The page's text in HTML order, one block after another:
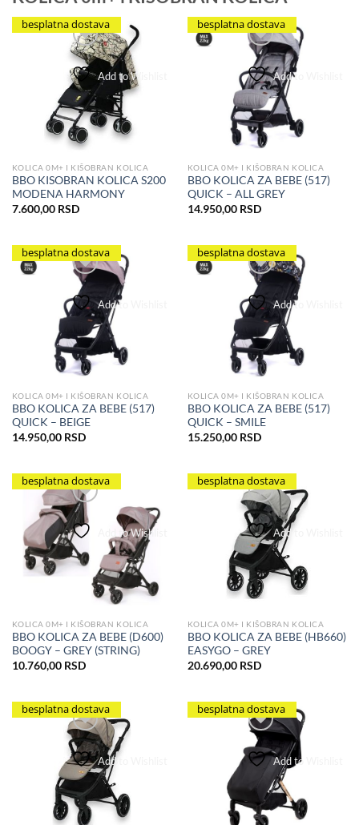
besplatna dostava
Add to Wishlist
KOLICA 0M+ I KIŠOBRAN KOLICA
BBO KISOBRAN KOLICA S200
MODENA HARMONY
7.600,00 RSD
besplatna dostava
Add to Wishlist
KOLICA 0M+ I KIŠOBRAN KOLICA
BBO KOLICA ZA BEBE (517)
QUICK – ALL GREY
14.950,00 RSD
besplatna dostava
Add to Wishlist
KOLICA 0M+ I KIŠOBRAN KOLICA
BBO KOLICA ZA BEBE (517)
QUICK – BEIGE
14.950,00 RSD
besplatna dostava
Add to Wishlist
KOLICA 0M+ I KIŠOBRAN KOLICA
BBO KOLICA ZA BEBE (517)
QUICK – SMILE
15.250,00 RSD
besplatna dostava
Add to Wishlist
KOLICA 0M+ I KIŠOBRAN KOLICA
BBO KOLICA ZA BEBE (D600)
BOOGY – GREY (STRING)
10.760,00 RSD
besplatna dostava
Add to Wishlist
KOLICA 0M+ I KIŠOBRAN KOLICA
BBO KOLICA ZA BEBE (HB660)
EASYGO – GREY
20.690,00 RSD
besplatna dostava
Add to Wishlist
besplatna dostava
Add to Wishlist